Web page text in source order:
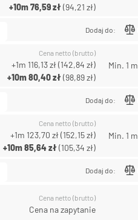
+10m76,59 zł(94,21 zł)
Dodaj do:
Cena netto (brutto)
+1m 116,13 zł(142,84 zł)
+10m80,40 zł(98,89 zł)
Min. 1 m
Dodaj do:
Cena netto (brutto)
+1m 123,70 zł(152,15 zł)
+10m85,64 zł(105,34 zł)
Min. 1 m
Dodaj do:
Cena netto (brutto)
Cena na zapytanie